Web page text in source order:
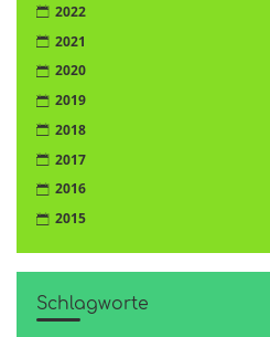
2022
2021
2020
2019
2018
2017
2016
2015
Schlagworte